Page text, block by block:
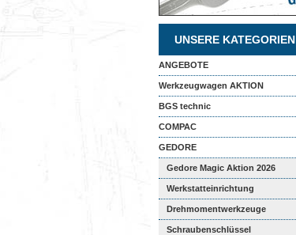
UNSERE KATEGORIEN
ANGEBOTE
Werkzeugwagen AKTION
BGS technic
COMPAC
GEDORE
Gedore Magic Aktion 2026
Werkstatteinrichtung
Drehmomentwerkzeuge
Schraubenschlüssel